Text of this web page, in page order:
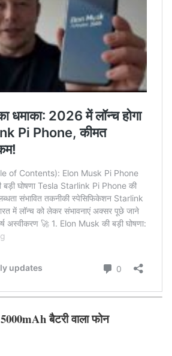
5000mAh बैटरी वाला फोन